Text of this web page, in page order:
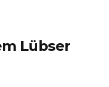
Lübser